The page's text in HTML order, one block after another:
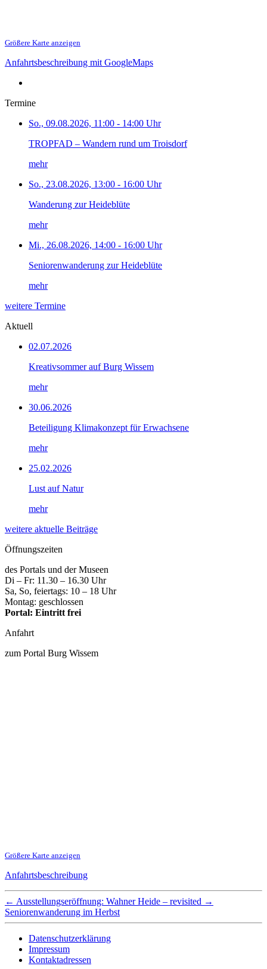
Größere Karte anzeigen
Anfahrtsbeschreibung mit GoogleMaps
Termine
So., 09.08.2026, 11:00 - 14:00 Uhr
TROPFAD – Wandern rund um Troisdorf
mehr
So., 23.08.2026, 13:00 - 16:00 Uhr
Wanderung zur Heideblüte
mehr
Mi., 26.08.2026, 14:00 - 16:00 Uhr
Seniorenwanderung zur Heideblüte
mehr
weitere Termine
Aktuell
02.07.2026
Kreativsommer auf Burg Wissem
mehr
30.06.2026
Beteiligung Klimakonzept für Erwachsene
mehr
25.02.2026
Lust auf Natur
mehr
weitere aktuelle Beiträge
Öffnungszeiten
des Portals und der Museen
Di – Fr: 11.30 – 16.30 Uhr
Sa, So, feiertags: 10 – 18 Uhr
Montag: geschlossen
Portal: Eintritt frei
Anfahrt
zum Portal Burg Wissem
Größere Karte anzeigen
Anfahrtsbeschreibung
← Ausstellungseröffnung: Wahner Heide – revisited →
Seniorenwanderung im Herbst
Datenschutzerklärung
Impressum
Kontaktadressen